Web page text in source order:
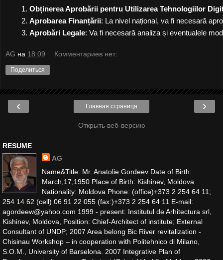
Obținerea Aprobării pentru Utilizarea Tehnologiilor
Aprobarea Finanțării: La nivel național, va fi necesară
Aprobări Legale: Va fi necesară analiza și eventualele
AG на 18:09 Комментариев нет:
Поделиться
‹ ›
Главная страница
Открыть веб-версию
RESUME
AG
Name&Title: Mr. Anatolie Gordeev Date of Birth:
March,17,1950 Place of Birth: Kishinev, Moldova
Nationality: Moldova Phone: (office)+373 2 254 64 11;
254 14 62 (cell) 06 91 22 055 (fax:)+373 2 254 64 11 E-mail:
agordeew@yahoo.com 1999 - present: Institutul de Arhitectura srl,
Kishinev, Moldova, Position: Chief-Architect of institute; External
Consultant of UNDP; 2007 Area belong Bic River revitalization -
Chisinau Workshop – in cooperation with Politehnico di Milano,
S.O.M., University of Barselona. 2007 Integrative Plan of